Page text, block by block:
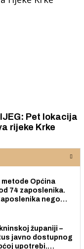
Pet lokacija
rijeke Krke
Općina
74 zaposlenika.
nego
županiji –
javno dostupnog
upotrebi.